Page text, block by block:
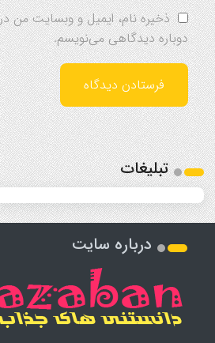
ذخیره نام، ایمیل و وبسایت من
دوباره دیدگاهی می‌نویسم.
تبلیغات
درباره سایت